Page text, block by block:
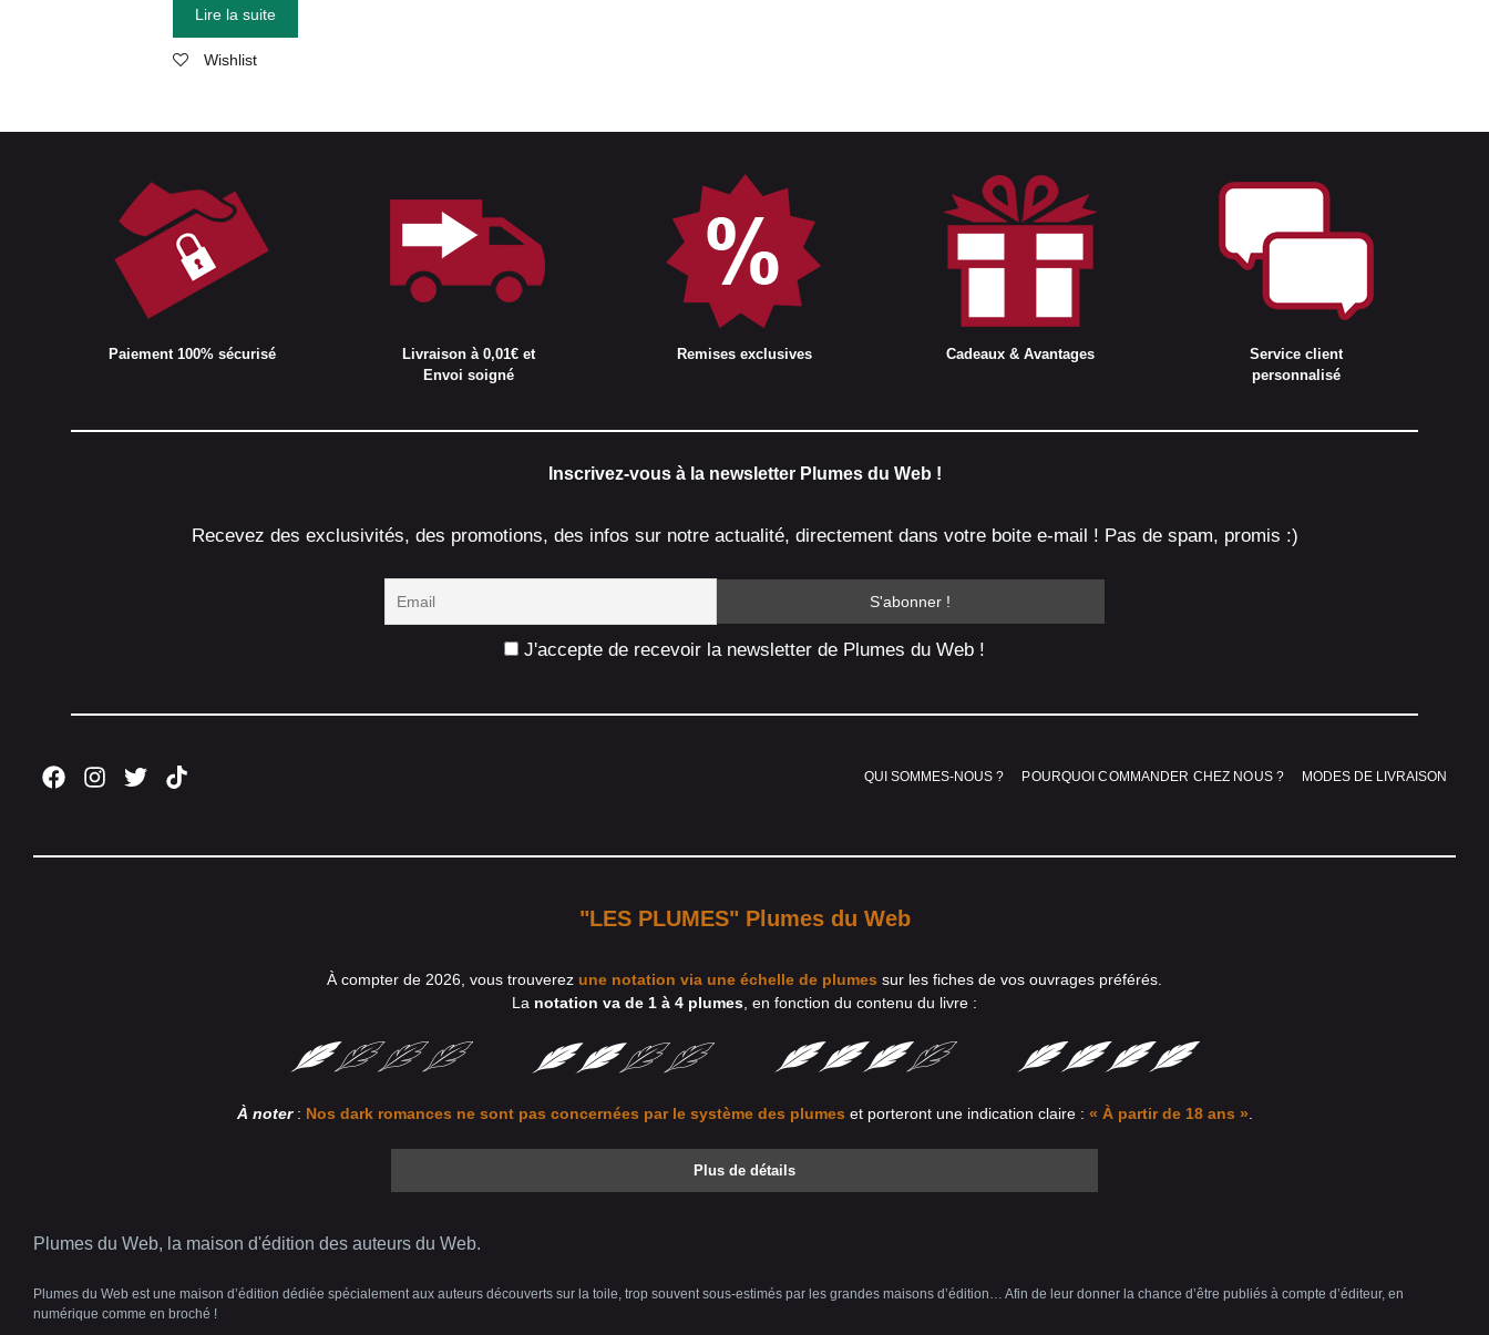
Lire la suite
Wishlist
Paiement 100% sécurisé
Livraison à 0,01€ et
Envoi soigné
Remises exclusives Cadeaux & Avantages
Service client
personnalisé
Inscrivez-vous à la newsletter Plumes du Web !
Recevez des exclusivités, des promotions, des infos sur notre actualité, directement dans votre boite e-mail ! Pas de spam, promis :)
J'accepte de recevoir la newsletter de Plumes du Web !
QUI SOMMES-NOUS ? POURQUOI COMMANDER CHEZ NOUS ? MODES DE LIVRAISON
"LES PLUMES" Plumes du Web
À compter de 2026, vous trouverez une notation via une échelle de plumes sur les fiches de vos ouvrages préférés.
La notation va de 1 à 4 plumes , en fonction du contenu du livre :
À noter: Nos dark romances ne sont pas concernées par le système des plumes et porteront une indication claire : « À partir de 18 ans »
Plus de détails
Plumes du Web, la maison d'édition des auteurs du Web.
Plumes du Web est une maison d’édition dédiée spécialement aux auteurs découverts sur la toile, trop souvent sous-estimés par les grandes maisons d’édition… Afin de leur donner la chance d’être publiés à compte d’éditeur, en
numérique comme en broché !